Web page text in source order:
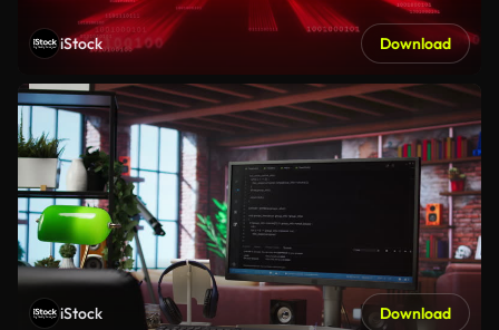
iStock Download
iStock Download